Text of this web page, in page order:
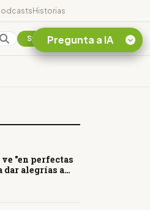
Historias
Suscribirse
"en perfectas
dar alegrías a
Pregunta a IA
¿En que consiste la